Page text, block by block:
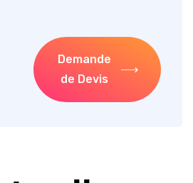
Demande
de Devis